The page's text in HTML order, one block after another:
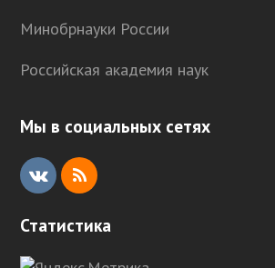
Минобрнауки России
Российская академия наук
Мы в социальных сетях
V
R
Статистика